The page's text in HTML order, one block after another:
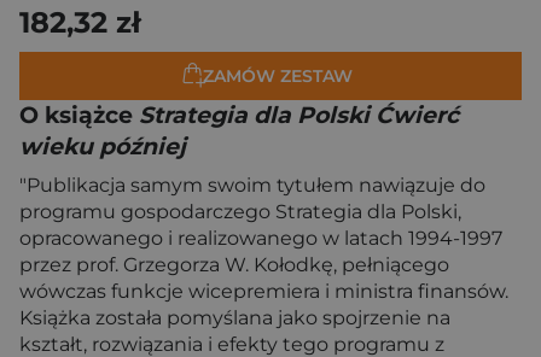
182,32 zł
ZAMÓW ZESTAW
O książce Strategia dla Polski Ćwierć
wieku później
"Publikacja samym swoim tytułem nawiązuje do
programu gospodarczego Strategia dla Polski,
opracowanego i realizowanego w latach 1994-1997
przez prof. Grzegorza W. Kołodkę, pełniącego
wówczas funkcje wicepremiera i ministra finansów.
Książka została pomyślana jako spojrzenie na
kształt, rozwiązania i efekty tego programu z